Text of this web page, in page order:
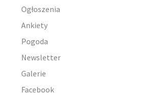
Ogłoszenia
Ankiety
Pogoda
Newsletter
Galerie
Facebook